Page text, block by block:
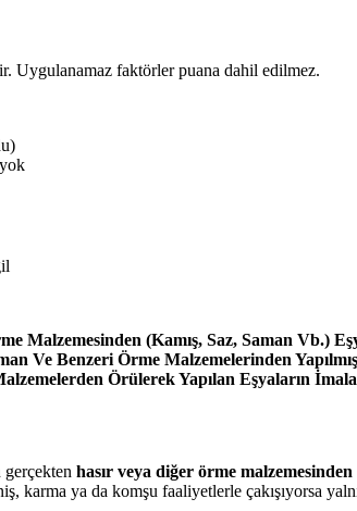
Uygulanamaz faktörler puana dahil edilmez.
Malzemesinden (Kamış, Saz, Saman Vb.)
Ve Benzeri Örme Malzemelerinden
Örülerek Yapılan Eşyaların
gerçekten hasır veya diğer örme
karma ya da komşu faaliyetlerle çakışıyorsa